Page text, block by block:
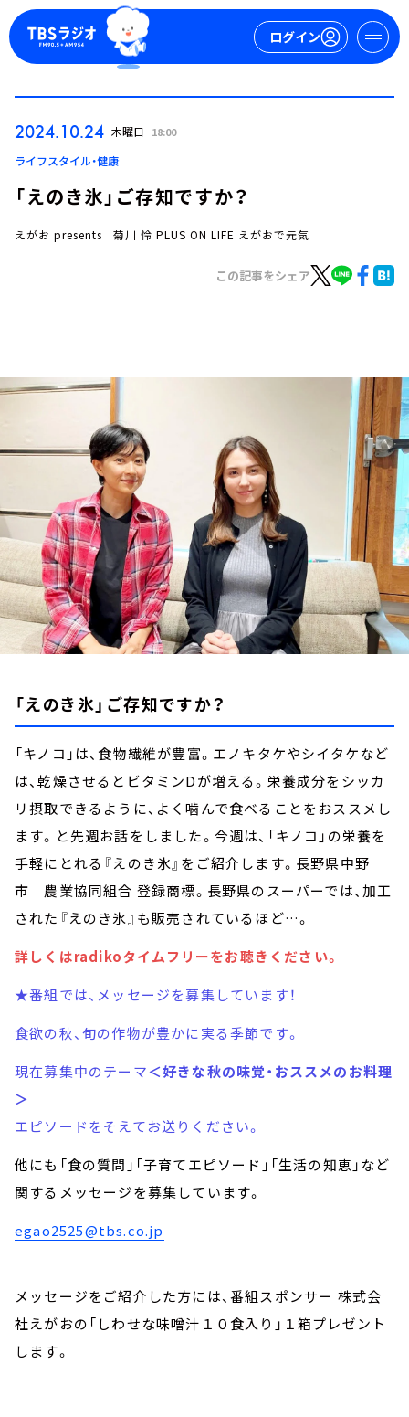
ログイン
ログイン
トピックス
TBS Podcast
お知らせ
イベント・グッズ
YouTube
会社情報
2024.10.24 木曜日 18:00
ライフスタイル・健康
「えのき氷」ご存知ですか？
えがお presents 菊川 怜 PLUS ON LIFE えがおで元気
この記事をシェア
「えのき氷」ご存知ですか？
「キノコ」は、食物繊維が豊富。エノキタケやシイタケなど
は、乾燥させるとビタミンDが増える。栄養成分をシッカ
リ摂取できるように、よく噛んで食べることをおススメし
ます。と先週お話をしました。今週は、「キノコ」の栄養を
手軽にとれる『えのき氷』をご紹介します。長野県中野
市 農業協同組合 登録商標。長野県のスーパーでは、加工
された『えのき氷』も販売されているほど…。
詳しくはradikoタイムフリーをお聴きください。
★番組では、メッセージを募集しています！
食欲の秋、旬の作物が豊かに実る季節です。
現在募集中のテーマ＜好きな秋の味覚・おススメのお料理
＞
エピソードをそえてお送りください。
他にも「食の質問」「子育てエピソード」「生活の知恵」など
関するメッセージを募集しています。
egao2525@tbs.co.jp
メッセージをご紹介した方には、番組スポンサー 株式会
社えがおの「しわせな味噌汁１０食入り」１箱プレゼント
します。